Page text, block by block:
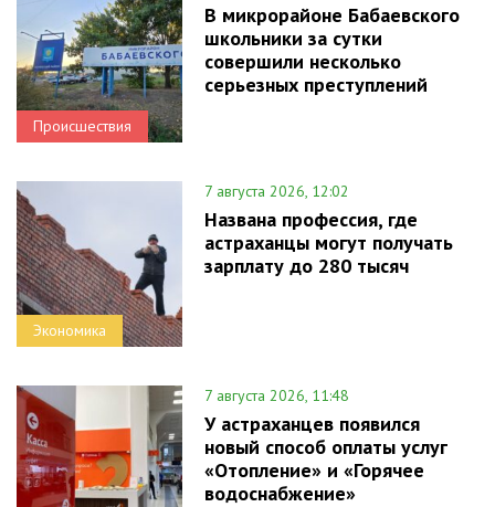
Происшествия
В микрорайоне Бабаевского
школьники за сутки
совершили несколько
серьезных преступлений
Экономика
7 августа 2026, 12:02
Названа профессия, где
астраханцы могут получать
зарплату до 280 тысяч
7 августа 2026, 11:48
У астраханцев появился
новый способ оплаты услуг
«Отопление» и «Горячее
водоснабжение»